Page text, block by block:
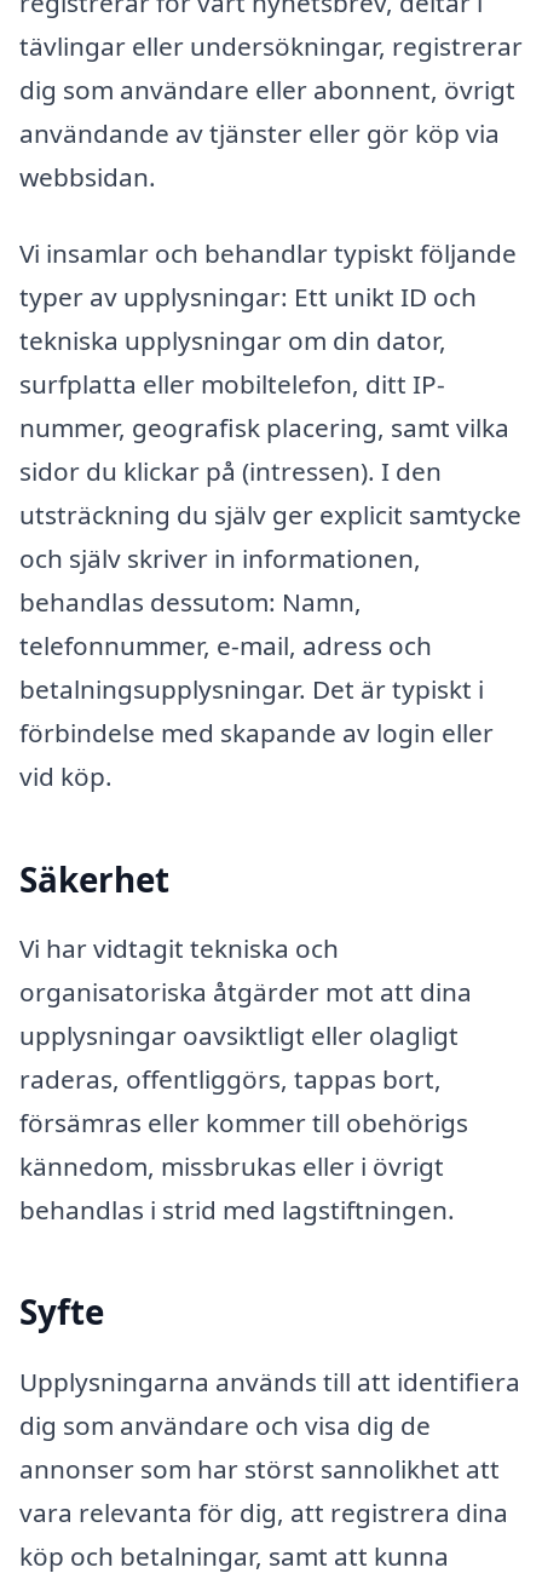
tävlingar eller undersökningar, registrerar
dig som användare eller abonnent, övrigt
användande av tjänster eller gör köp via
webbsidan.
Vi insamlar och behandlar typiskt följande
typer av upplysningar: Ett unikt ID och
tekniska upplysningar om din dator,
surfplatta eller mobiltelefon, ditt IP-
nummer, geografisk placering, samt vilka
sidor du klickar på (intressen). I den
utsträckning du själv ger explicit samtycke
och själv skriver in informationen,
behandlas dessutom: Namn,
telefonnummer, e-mail, adress och
betalningsupplysningar. Det är typiskt i
förbindelse med skapande av login eller
vid köp.
Säkerhet
Vi har vidtagit tekniska och
organisatoriska åtgärder mot att dina
upplysningar oavsiktligt eller olagligt
raderas, offentliggörs, tappas bort,
försämras eller kommer till obehörigs
kännedom, missbrukas eller i övrigt
behandlas i strid med lagstiftningen.
Syfte
Upplysningarna används till att identifiera
dig som användare och visa dig de
annonser som har störst sannolikhet att
vara relevanta för dig, att registrera dina
köp och betalningar, samt att kunna